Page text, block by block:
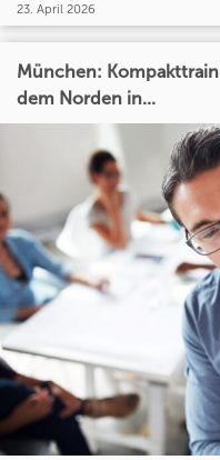
23. April 2026
München:
dem Norden in...